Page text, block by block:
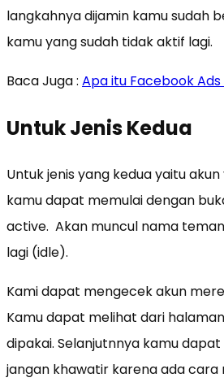
langkahnya dijamin kamu sudah
kamu yang sudah tidak aktif lagi.
Baca Juga : Apa itu Facebook
Untuk Jenis Kedua
Untuk jenis yang kedua yaitu
kamu dapat memulai dengan
active. Akan muncul nama
lagi (idle).
Kami dapat mengecek akun
Kamu dapat melihat dari
dipakai. Selanjutnnya kamu
jangan khawatir karena ada cara